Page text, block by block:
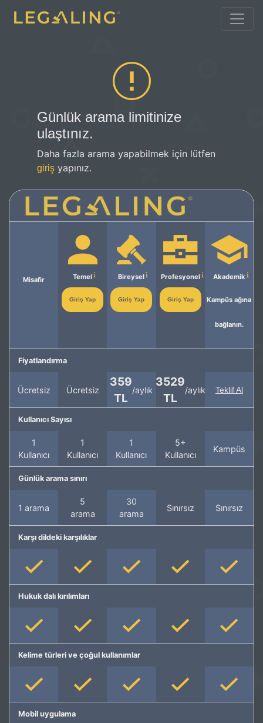
Günlük arama limitinize
ulaştınız.
Daha fazla arama yapabilmek için lütfen
giriş yapınız.
Misafir Temel
Giriş Yap
Bireysel
Giriş Yap
Profesyonel
Giriş Yap
Akademik
Kampüs ağına
bağlanın.
Fiyatlandırma
Ücretsiz Ücretsiz
359
TL
/aylık
3529
TL
/aylık Teklif Al
Kullanıcı Sayısı
1
Kullanıcı
1
Kullanıcı
1
Kullanıcı
5+
Kullanıcı
Kampüs
Günlük arama sınırı
1 arama
5
arama
30
arama
Sınırsız Sınırsız
Karşı dildeki karşılıklar
Hukuk dalı kırılımları
Kelime türleri ve çoğul kullanımlar
Mobil uygulama